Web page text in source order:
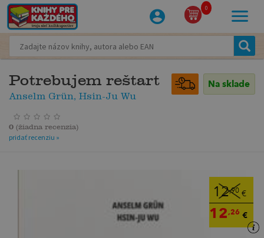
0
Potrebujem reštart
Anselm Grün, Hsin-Ju Wu
Na sklade
0 (žiadna recenzia)
pridať recenziu »
12,90 €
12,26 €